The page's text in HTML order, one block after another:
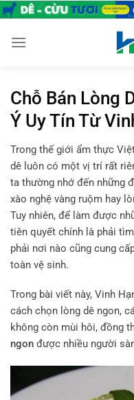
Chuyển
nội
Chỗ Bán Lòng
Ý Uy Tín Từ
Trong thế giới ẩm thực
dê luôn có một vị trí rất
ta thường nhớ đến những
xào nghệ vàng ruộm hay
Tuy nhiên, để làm được
tiên quyết chính là phải
phải nơi nào cũng cung
toàn vệ sinh.
Trong bài viết này, Vinh
cách chọn lòng dê ngon,
không còn mùi hôi, đồng
ngon được nhiều người